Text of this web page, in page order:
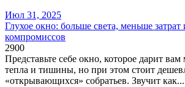
Июл 31, 2025
Глухое окно: больше света, меньше
компромиссов
2900
Представьте себе окно, которое дарит
тепла и тишины, но при этом стоит
«открывающихся» собратьев. Звучит как...